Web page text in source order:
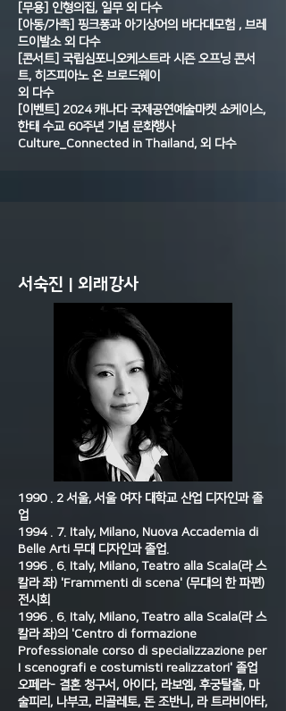
[무용] 인형의집, 일무 외 다수
[아동/가족] 핑크퐁과 아기상어의 바다대모험 , 브레
드이발소 외 다수
[콘서트] 국립심포니오케스트라 시즌 오프닝 콘서
트, 히즈피아노 온 브로드웨이
외 다수
[이벤트] 2024 캐나다 국제공연예술마켓 쇼케이스,
한태 수교 60주년 기념 문화행사
Culture_Connected in Thailand, 외 다수
서숙진 | 외래강사
1990 . 2 서울, 서울 여자 대학교 산업 디자인과 졸
업
1994 . 7. Italy, Milano, Nuova Accademia di
Belle Arti 무대 디자인과 졸업.
1996 . 6. Italy, Milano, Teatro alla Scala(라 스
칼라 좌) 'Frammenti di scena' (무대의 한 파편)
전시회
1996 . 6. Italy, Milano, Teatro alla Scala(라 스
칼라 좌)의 'Centro di formazione
Professionale corso di specializzazione per
I scenografi e costumisti realizzatori' 졸업
오페라- 결혼 청구서, 아이다, 라보엠, 후궁탈출, 마
술피리, 나부코, 리골레토, 돈 조반니, 라 트라비아타,